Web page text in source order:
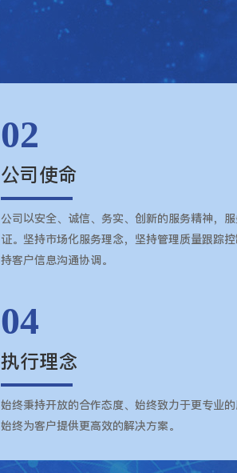
02
公司使命
公司以安全、诚信、务实、创新的服务精神，
证。坚持市场化服务理念，坚持管理质量跟踪
持客户信息沟通协调。
04
执行理念
始终秉持开放的合作态度、始终致力于更专业的
始终为客户提供更高效的解决方案。